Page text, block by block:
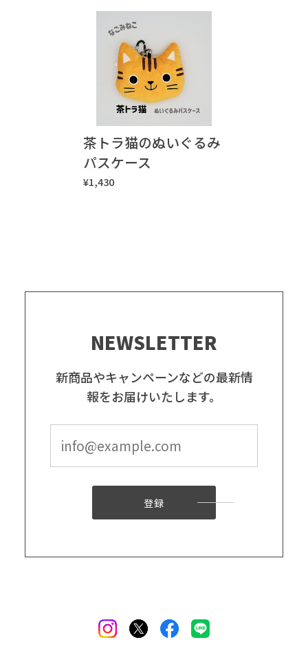
茶トラ猫のぬいぐるみ
パスケース
¥1,430
NEWSLETTER
新商品やキャンペーンなどの最新情
報をお届けいたします。
登録